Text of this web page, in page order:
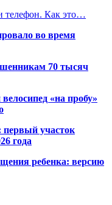
телефон. Как это…
во время
70 тысяч
«на пробу»
участок
года
ребенка: версию